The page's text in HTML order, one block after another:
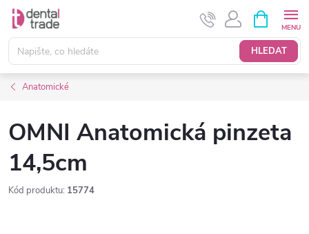
Přejít
obsah
HLEDAT
NÁKUPNÍ
KOŠÍK
Anatomické
OMNI Anatomická pinzeta
14,5cm
Kód produktu: 15774